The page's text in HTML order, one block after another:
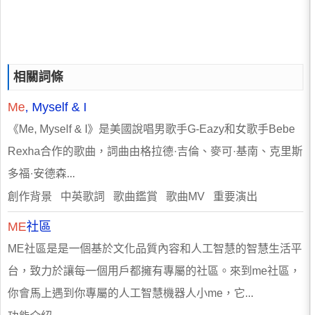
相關詞條
Me, Myself & I
《Me, Myself & I》是美國說唱男歌手G-Eazy和女歌手Bebe
Rexha合作的歌曲，詞曲由格拉德·吉倫、麥可·基南、克里斯
多福·安德森...
創作背景 中英歌詞 歌曲鑑賞 歌曲MV 重要演出
ME社區
ME社區是是一個基於文化品質內容和人工智慧的智慧生活平
台，致力於讓每一個用戶都擁有專屬的社區。來到me社區，
你會馬上遇到你專屬的人工智慧機器人小me，它...